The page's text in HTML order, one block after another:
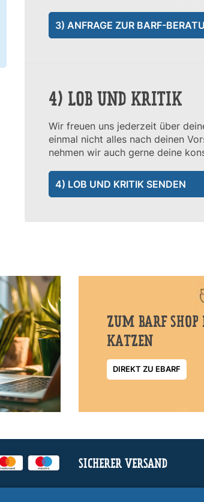
3) ANFRAGE ZUR BARF-
4) LOB UND KRITIK
Wir freuen uns jederzeit über
einmal nicht alles nach deinen
nehmen wir auch gerne deine
4) LOB UND KRITIK SENDEN
ZUM BARF SHOP
KATZEN
DIREKT ZU EBARF
SICHERER VERSAND